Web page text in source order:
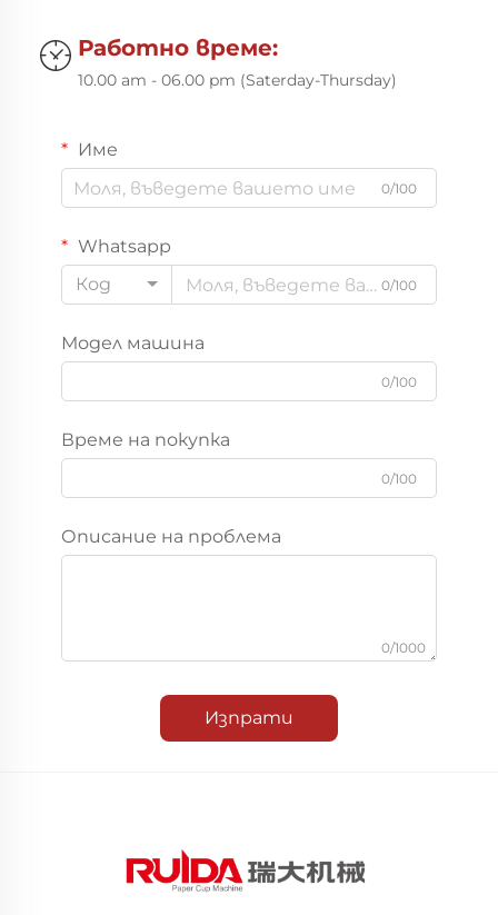
 Работно време:
10.00 am - 06.00 pm (Saterday-Thursday)
Име
0/100
Whatsapp
Код
0/100
Модел машина
0/100
Време на покупка
0/100
Описание на проблема
0/1000
Изпрати